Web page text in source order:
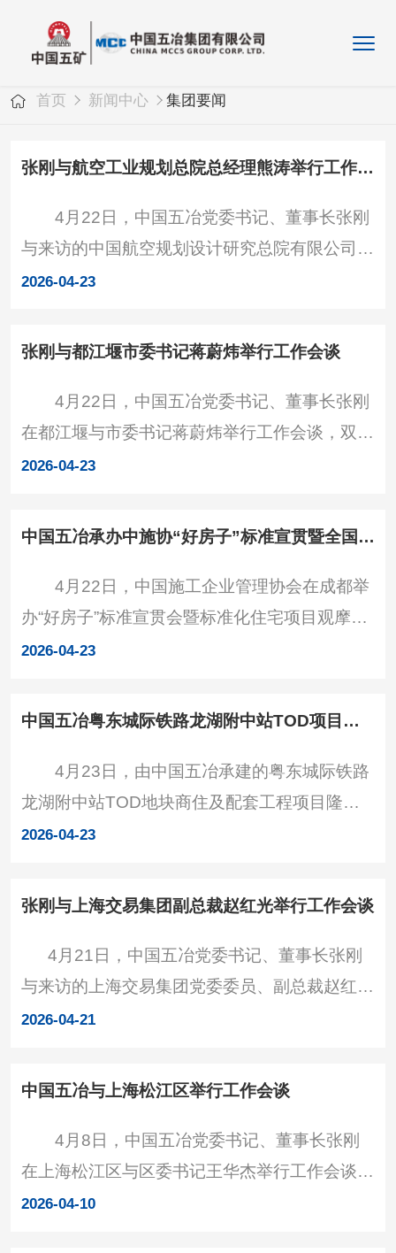
首页 新闻中心 集团要闻
张刚与航空工业规划总院总经理熊涛举行工作会谈
4月22日，中国五冶党委书记、董事长张刚
与来访的中国航空规划设计研究总院有限公司党
委副书记、总经理熊涛举行工作会谈，就进一步
会计师李文出席。 张刚对熊涛一行表示欢
是中国五矿、中国中冶骨干子企业，长期以来保
持良性发展态势，当前公司正着力构筑产业投资
运营新优势，持续提升策划规划和产业导入能
2026-04-23
张刚与都江堰市委书记蒋蔚炜举行工作会谈
4月22日，中国五冶党委书记、董事长张刚
在都江堰与市委书记蒋蔚炜举行工作会谈，双方
就加强政企合作进行深入交流。交流现场 张
绍了公司基本情况，指出中国五冶是中国五矿、
地方发展，可提供项目投、建、运全流程一体化
服务，目前正优化调整产业布局，大力发展产业
投资运营业务，向“城市合伙人”转型升级。都江
2026-04-23
中国五冶承办中施协“好房子”标准宣贯暨全国住宅项目观摩会
4月22日，中国施工企业管理协会在成都举
办“好房子”标准宣贯会暨标准化住宅项目观摩活
动，中国五冶承建的金丰路6号地块项目入选重
场观摩交流，公司党委委员、副总经理、总工程
久、舒适健康、绿色低碳、智慧便捷”四大核
心，全方位展示项目住宅建造全流程创新实践。
项目主体结构推广铝模工艺，优化外墙构造，有
2026-04-23
中国五冶粤东城际铁路龙湖附中站TOD项目开工
4月23日，由中国五冶承建的粤东城际铁路
龙湖附中站TOD地块商住及配套工程项目隆重
举行开工仪式，公司副总经理王玉贵出席活动。
城核心区位，紧邻粤东城际铁路龙湖附中站，总
米，涵盖住宅、商业、综合楼、公共服务配套等
多元业态，同步配建海城路、人才住房、人行天
桥、海堤提升及绿地公园等市政工程。 项目
2026-04-23
张刚与上海交易集团副总裁赵红光举行工作会谈
4月21日，中国五冶党委书记、董事长张刚
与来访的上海交易集团党委委员、副总裁赵红光
举行工作会谈，双方就加强多领域业务合作进行
党委委员、副总经理、总工程师代小强出席。交
介绍了公司基本情况和在沪业务布局，指出中国
五冶是中国五矿、中国中冶骨干
2026-04-21
中国五冶与上海松江区举行工作会谈
4月8日，中国五冶党委书记、董事长张刚
在上海松江区与区委书记王华杰举行工作会谈，
双方就深化政企合作进行深入交流。区政府副区
2026-04-10